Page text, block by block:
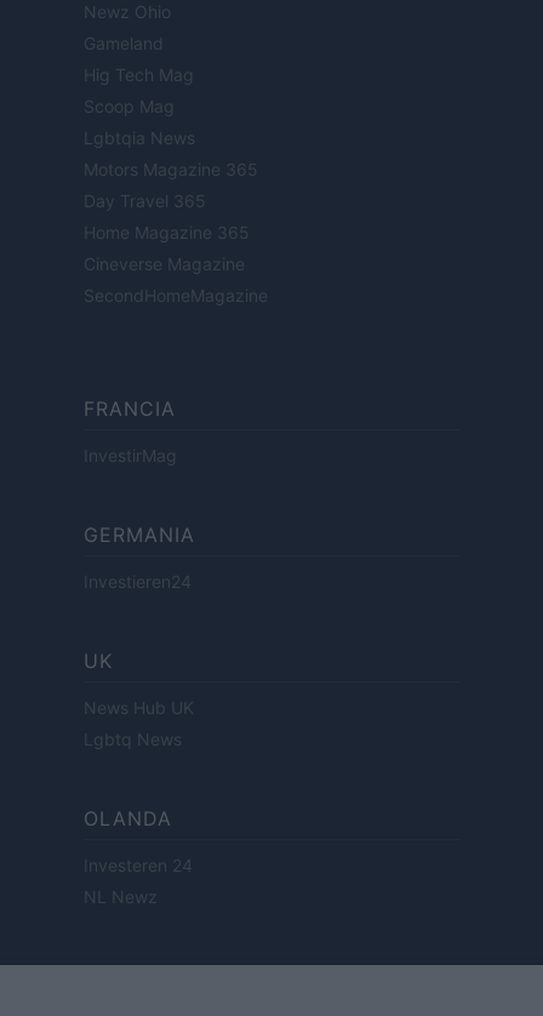
Newz Ohio
Gameland
Hig Tech Mag
Scoop Mag
Lgbtqia News
Motors Magazine 365
Day Travel 365
Home Magazine 365
Cineverse Magazine
SecondHomeMagazine
FRANCIA
InvestirMag
GERMANIA
Investieren24
UK
News Hub UK
Lgbtq News
OLANDA
Investeren 24
NL Newz